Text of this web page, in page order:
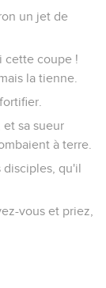
un jet de
cette coupe !
la tienne.
sa sueur
à terre.
disciples, qu'il
vous et priez,